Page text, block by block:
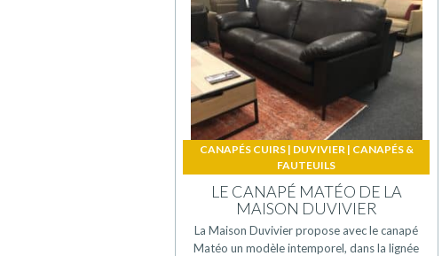
CANAPÉS CUIRS| DUVIVIER | CANAPÉS &
FAUTEUILS
LE CANAPÉ MATÉO DE LA
MAISON DUVIVIER
La Maison Duvivier propose avec le canapé
Matéo un modèle intemporel, dans la lignée